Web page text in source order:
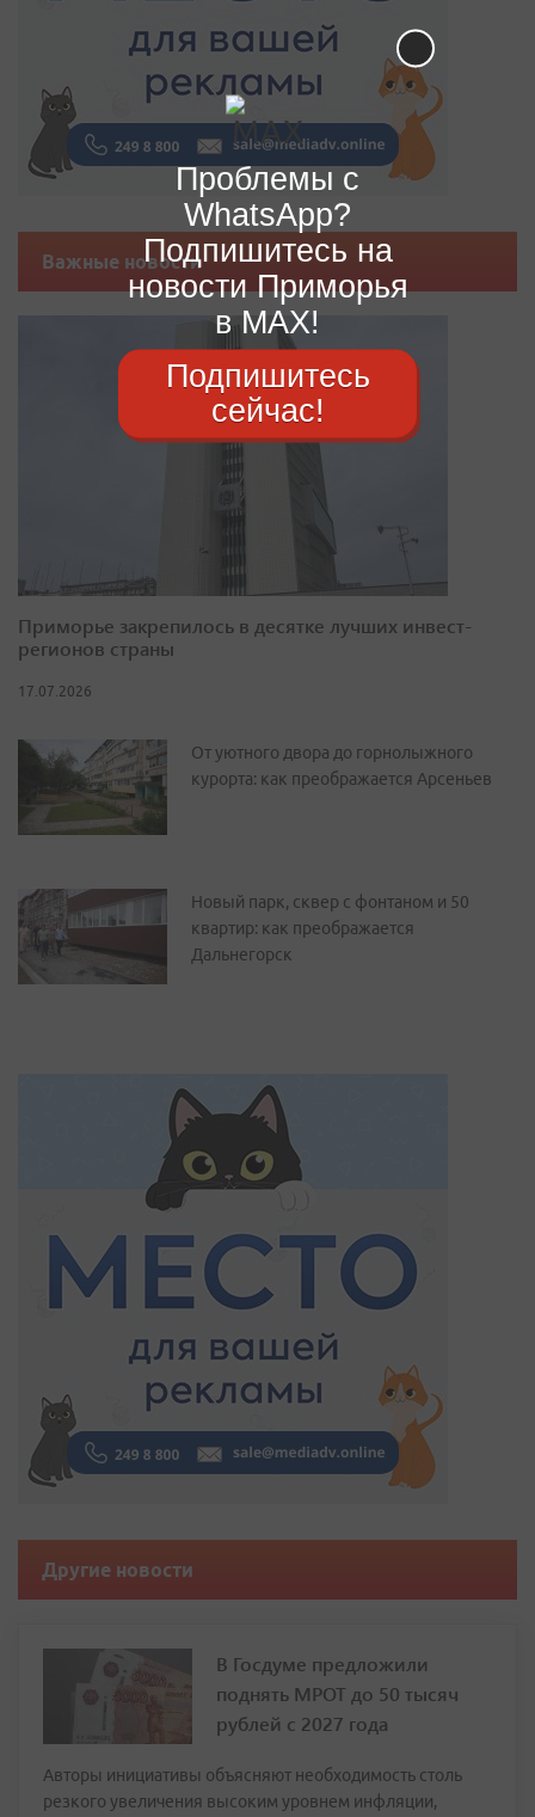
Важные новости
Приморье закрепилось в десятке лучших инвест-
регионов страны
17.07.2026
От уютного двора до горнолыжного
курорта: как преображается Арсеньев
Новый парк, сквер с фонтаном и 50
квартир: как преображается
Дальнегорск
Другие новости
В Госдуме предложили
поднять МРОТ до 50 тысяч
рублей с 2027 года
Авторы инициативы объясняют необходимость столь
резкого увеличения высоким уровнем инфляции,
Проблемы с
WhatsApp?
Подпишитесь на
новости Приморья
в MAX!
Подпишитесь
сейчас!